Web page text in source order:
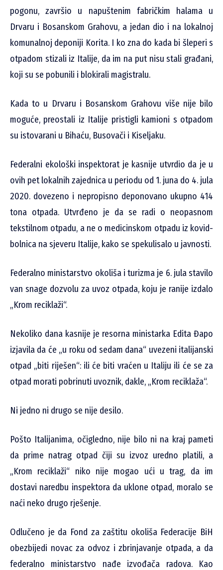
pogonu, završio u napuštenim fabričkim halama u
Drvaru i Bosanskom Grahovu, a jedan dio i na lokalnoj
komunalnoj deponiji Korita. I ko zna do kada bi šleperi s
otpadom stizali iz Italije, da im na put nisu stali građani,
koji su se pobunili i blokirali magistralu.
Kada to u Drvaru i Bosanskom Grahovu više nije bilo
moguće, preostali iz Italije pristigli kamioni s otpadom
su istovarani u Bihaću, Busovači i Kiseljaku.
Federalni ekološki inspektorat je kasnije utvrdio da je u
ovih pet lokalnih zajednica u periodu od 1. juna do 4. jula
2020. dovezeno i nepropisno deponovano ukupno 414
tona otpada. Utvrđeno je da se radi o neopasnom
tekstilnom otpadu, a ne o medicinskom otpadu iz kovid-
bolnica na sjeveru Italije, kako se spekulisalo u javnosti.
Federalno ministarstvo okoliša i turizma je 6. jula stavilo
van snage dozvolu za uvoz otpada, koju je ranije izdalo
„Krom reciklaži“.
Nekoliko dana kasnije je resorna ministarka Edita Đapo
izjavila da će „u roku od sedam dana“ uvezeni italijanski
otpad „biti riješen“: ili će biti vraćen u Italiju ili će se za
otpad morati pobrinuti uvoznik, dakle, „Krom reciklaža“.
Ni jedno ni drugo se nije desilo.
Pošto Italijanima, očigledno, nije bilo ni na kraj pameti
da prime natrag otpad čiji su izvoz uredno platili, a
„Krom reciklaži“ niko nije mogao ući u trag, da im
dostavi naredbu inspektora da uklone otpad, moralo se
naći neko drugo rješenje.
Odlučeno je da Fond za zaštitu okoliša Federacije BiH
obezbijedi novac za odvoz i zbrinjavanje otpada, a da
federalno ministarstvo nađe izvođača radova. Kao